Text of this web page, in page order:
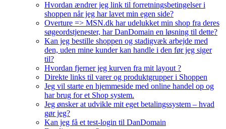
Hvordan ændrer jeg link til forretningsbetingelser i
shoppen når jeg har lavet min egen side?
Overture => MSN.dk har udelukket min shop fra deres
søgeordstjenester, har DanDomain en løsning til dette?
Kan jeg bestille shoppen og stadigvæk arbejde med
den, uden mine kunder kan handle i den før jeg siger
til?
Hvordan fjerner jeg kurven fra mit layout ?
Direkte links til varer og produktgrupper i Shoppen
Jeg vil starte en hjemmeside med online handel op og
har brug for et Shop system.
Jeg ønsker at udvikle mit eget betalingssystem – hvad
gør jeg?
Kan jeg få et test-login til DanDomain